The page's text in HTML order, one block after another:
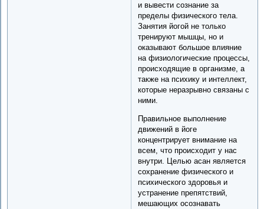
и вывести сознание за
пределы физического тела.
Занятия йогой не только
тренируют мышцы, но и
оказывают большое влияние
на физиологические процессы,
происходящие в организме, а
также на психику и интеллект,
которые неразрывно связаны с
ними.
Правильное выполнение
движений в йоге
концентрирует внимание на
всем, что происходит у нас
внутри. Целью асан является
сохранение физического и
психического здоровья и
устранение препятствий,
мешающих осознавать